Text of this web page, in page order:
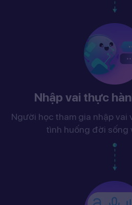
Nhập vai thực
Người học tham gia nhập
tình huống đời sống